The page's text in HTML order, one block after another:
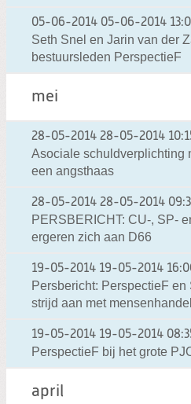
05-06-2014 05-06-2014
Seth Snel en Jarin van der
bestuursleden PerspectieF
mei
28-05-2014 28-05-2014
Asociale schuldverplichting
een angsthaas
28-05-2014 28-05-2014
PERSBERICHT: CU-, SP-
ergeren zich aan D66
19-05-2014 19-05-2014
Persbericht: PerspectieF
strijd aan met mensenhandel
19-05-2014 19-05-2014
PerspectieF bij het grote
april